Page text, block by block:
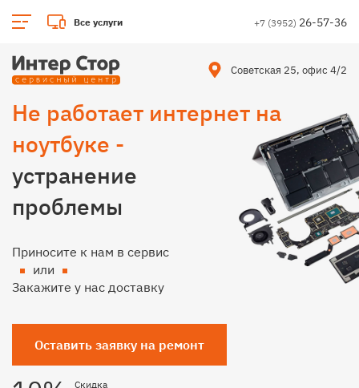
Все услуги +7 (3952) 26-57-36
Советская 25, офис 4/2
Не работает интернет на
ноутбуке -
устранение
проблемы
Приносите к нам в сервис
или
Закажите у нас доставку
Оставить заявку на ремонт
Скидка